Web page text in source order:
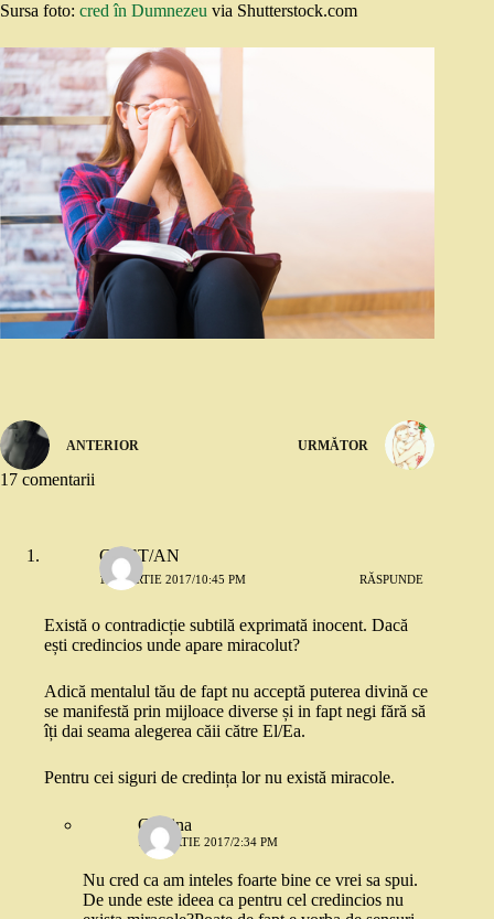
Sursa foto: cred în Dumnezeu via Shutterstock.com
ANTERIOR URMĂTOR
17 comentarii
CR/ST/AN
10 MARTIE 2017/10:45 PM RĂSPUNDE
Există o contradicție subtilă exprimată inocent. Dacă
ești credincios unde apare miracolut?
Adică mentalul tău de fapt nu acceptă puterea divină ce
se manifestă prin mijloace diverse și in fapt negi fără să
îți dai seama alegerea căii către El/Ea.
Pentru cei siguri de credința lor nu există miracole.
Cristina
11 MARTIE 2017/2:34 PM
Nu cred ca am inteles foarte bine ce vrei sa spui.
De unde este ideea ca pentru cel credincios nu